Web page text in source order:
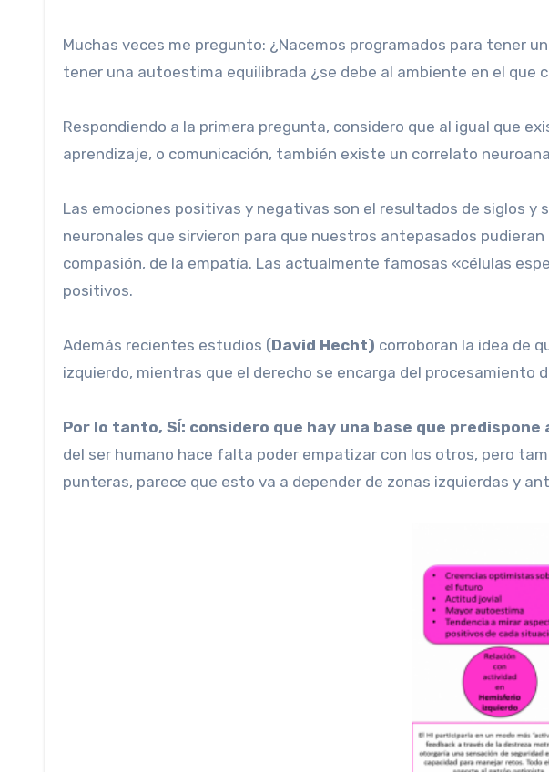
Muchas veces me pregunto: ¿Nacemos programados para tener
tener una autoestima equilibrada ¿se debe al ambiente en el que
Respondiendo a la primera pregunta, considero que al igual que
aprendizaje, o comunicación, también existe un correlato
Las emociones positivas y negativas son el resultados de siglos y
neuronales que sirvieron para que nuestros antepasados
compasión, de la empatía. Las actualmente famosas «células
positivos.
Además recientes estudios (David Hecht) corroboran la idea de
izquierdo, mientras que el derecho se encarga del procesamiento
Por lo tanto, SÍ: considero que hay una base que
del ser humano hace falta poder empatizar con los otros, pero
punteras, parece que esto va a depender de zonas izquierdas y